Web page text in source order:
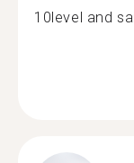
10level and